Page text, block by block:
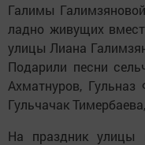
Галимы
ладно живущих
улицы Лиана
Подарили песни
Ахматнуров, Гульназ
Гульчачак
На праздник улицы